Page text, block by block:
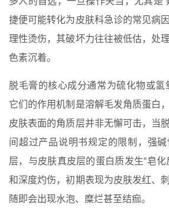
捷便可能转化为皮肤科急诊的常见病
理性烫伤，其破坏力往往被低估，处
色素沉着。
脱毛膏的核心成分通常为硫化物或氢
它们的作用机制是溶解毛发角质蛋白
皮肤表面的角质层并非无懈可击，当
间超过产品说明书规定的限制，强
层，与皮肤真皮层的蛋白质发生“皂
和深度灼伤，初期表现为皮肤发红、
随即会出现水泡、糜烂甚至结痂。